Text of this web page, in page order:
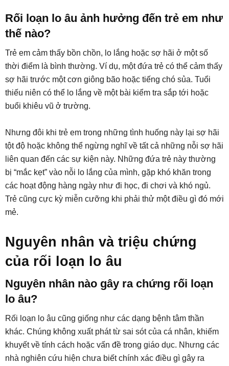
Rối loạn lo âu ảnh hưởng đến trẻ em như
thế nào?
Trẻ em cảm thấy bồn chồn, lo lắng hoặc sợ hãi ở một số
thời điểm là bình thường. Ví dụ, một đứa trẻ có thể cảm thấy
sợ hãi trước một cơn giông bão hoặc tiếng chó sủa. Tuổi
thiếu niên có thể lo lắng về một bài kiểm tra sắp tới hoặc
buổi khiêu vũ ở trường.
Nhưng đôi khi trẻ em trong những tình huống này lại sợ hãi
tột độ hoặc không thể ngừng nghĩ về tất cả những nỗi sợ hãi
liên quan đến các sự kiện này. Những đứa trẻ này thường
bị “mắc kẹt” vào nỗi lo lắng của mình, gặp khó khăn trong
các hoạt động hàng ngày như đi học, đi chơi và khó ngủ.
Trẻ cũng cực kỳ miễn cưỡng khi phải thử một điều gì đó mới
mẻ.
Nguyên nhân và triệu chứng
của rối loạn lo âu
Nguyên nhân nào gây ra chứng rối loạn
lo âu?
Rối loạn lo âu cũng giống như các dạng bệnh tâm thần
khác. Chúng không xuất phát từ sai sót của cá nhân, khiếm
khuyết về tính cách hoặc vấn đề trong giáo dục. Nhưng các
nhà nghiên cứu hiện chưa biết chính xác điều gì gây ra